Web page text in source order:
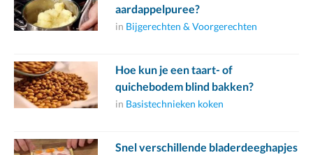
aardappelpuree?
in Bijgerechten & Voorgerechten
Hoe kun je een taart- of
quichebodem blind bakken?
in Basistechnieken koken
Snel verschillende bladerdeeghapjes